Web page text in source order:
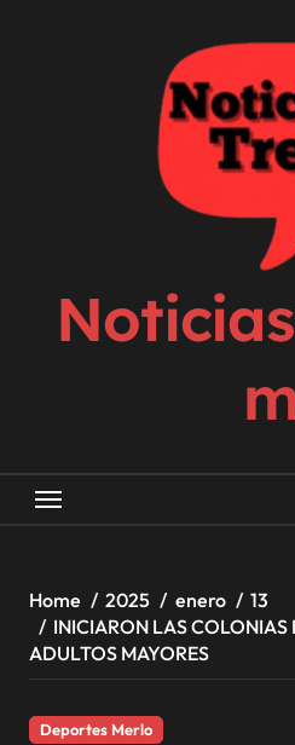
Home 2025 enero
13
INICIARON LAS COLONIAS
ADULTOS MAYORES
Deportes Merlo